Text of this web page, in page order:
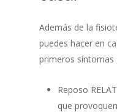
Además de la
puedes hacer en
primeros síntomas
Reposo
que